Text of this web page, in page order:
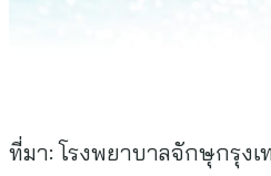
ที่มา: โรงพยาบาลจักษุกรุงเ